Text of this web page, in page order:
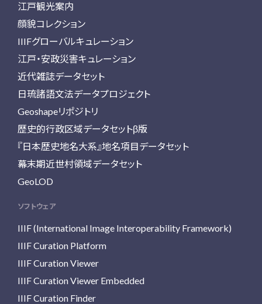
江戸観光案内
顔貌コレクション
IIIFグローバルキュレーション
江戸・安政災害キュレーション
近代雑誌データセット
日琉諸語文法データプロジェクト
Geoshapeリポジトリ
歴史的行政区域データセットβ版
『日本歴史地名大系』地名項目データセット
幕末期近世村領域データセット
GeoLOD
ソフトウェア
IIIF (International Image Interoperability Framework)
IIIF Curation Platform
IIIF Curation Viewer
IIIF Curation Viewer Embedded
IIIF Curation Finder